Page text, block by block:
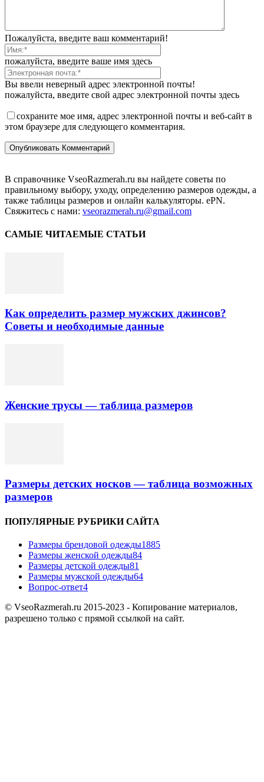
Пожалуйста, введите ваш комментарий!
пожалуйста, введите ваше имя здесь
Вы ввели неверный адрес электронной почты!
пожалуйста, введите свой адрес электронной почты здесь
сохраните мое имя, адрес электронной почты и веб-сайт в
этом браузере для следующего комментария.
В справочнике VseoRazmerah.ru вы найдете советы по
правильному выбору, уходу, определению размеров одежды, а
также таблицы размеров и онлайн калькуляторы. ePN.
Свяжитесь с нами: vseorazmerah.ru@gmail.com
САМЫЕ ЧИТАЕМЫЕ СТАТЬИ
Как определить размер мужских джинсов?
Советы и необходимые данные
Женские трусы — таблица размеров
Размеры детских носков — таблица возможных
размеров
ПОПУЛЯРНЫЕ РУБРИКИ САЙТА
Размеры брендовой одежды1885
Размеры женской одежды84
Размеры детской одежды81
Размеры мужской одежды64
Вопрос-ответ4
© VseoRazmerah.ru 2015-2023 - Копирование материалов,
разрешено только с прямой ссылкой на сайт.